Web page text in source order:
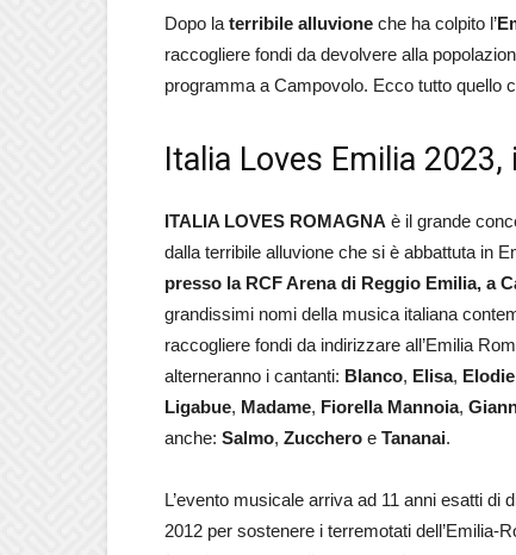
Dopo la terribile alluvione che ha colpito l’
raccogliere fondi da devolvere alla
programma a Campovolo. Ecco tutto quello
Italia Loves Emilia
ITALIA LOVES ROMAGNA è il grande
dalla terribile alluvione che si è abbattuta in
presso la RCF Arena di Reggio Emilia, a
grandissimi nomi della musica italiana
raccogliere fondi da indirizzare all’Emilia
alterneranno i cantanti: Blanco, Elisa, Elodie
Ligabue, Madame, Fiorella Mannoia,
anche: Salmo, Zucchero e Tananai.
L’evento musicale arriva ad 11 anni esatti di
2012 per sostenere i terremotati dell’Emilia-